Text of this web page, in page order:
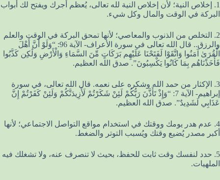
1. إخلاص النية؛ لأن إخلاص النية لله تعالى، يُعظم أجرك ويفتح لك أبواب
البركة في الوقت والمال وكل شيء.
2. التخلص من الذنوب والمعاصي؛ لأنها تمحق البركة في الوقت والعلم
والرزق.. قال الله تعالى في سورة الأعراف- الآية 96: “وَلَوْ أَنَّ أَهْلَ
الْقُرَىٰ آمَنُوا وَاتَّقَوْا لَفَتَحْنَا عَلَيْهِم بَرَكَاتٍ مِّنَ السَّمَاءِ وَالْأَرْضِ وَلَٰكِن كَذَّبُوا
فَأَخَذْنَاهُم بِمَا كَانُوا يَكْسِبُونَ”. صدق الله العظيم.
3. الإكثار من حمد الله وشكره على نعمه. قال الله تعالى، في سورة
إبراهيم- الآية 7: “وَإِذْ تَأَذَّنَ رَبُّكُمْ لَئِنْ شَكَرْتُمْ لَأَزِيدَنَّكُمْ وَلَئِنْ كَفَرْتُمْ إِنَّ
عَذَابِي لَشَدِيدٌ”. صدق الله العظيم.
4. عدم هدر يومك ووقتك في استخدام مواقع التواصل الاجتماعي؛ لأنها
أكبر مصدر يُضيع وقتك ويُسبب التوتر والضغط.
5. حدد لنفسك وقت ثابت للحفظ، بحيث لا تنصرف عنه، ولا تشغلك فيه
الملهيات.